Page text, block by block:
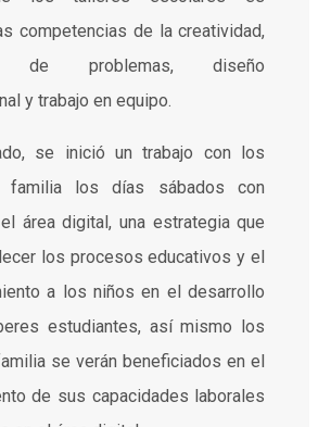
competencias de la creatividad,
de problemas, diseño
y trabajo en equipo.
se inició un trabajo con los
familia los días sábados con
área digital, una estrategia que
los procesos educativos y el
a los niños en el desarrollo
estudiantes, así mismo los
se verán beneficiados en el
de sus capacidades laborales